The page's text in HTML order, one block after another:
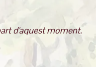
d'aquest moment.